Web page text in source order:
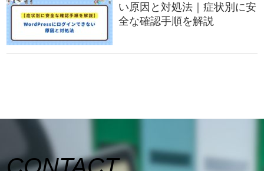
い原因と対処法｜症状別に安
全な確認手順を解説